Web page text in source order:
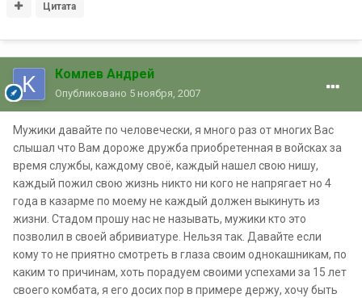
Цитата
Комлев Андрей
Опубликовано 5 ноября, 2007
Мужики давайте по человечески, я много раз от многих Вас
слышал что Вам дороже дружба приобретенная в войсках за
время службы, каждому своё, каждый нашел свою нишу,
каждый пожил свою жизнь никто ни кого не напрягает но 4
года в казарме по моему не каждый должен выкинуть из
жизни. Стадом прошу нас не называть, мужики кто это
позволил в своей абривиатуре. Нельзя так. Давайте если
кому то не приятно смотреть в глаза своим однокашникам, по
каким то причинам, хоть порадуем своими успехами за 15 лет
своего комбата, я его досих пор в примере держу, хочу быть